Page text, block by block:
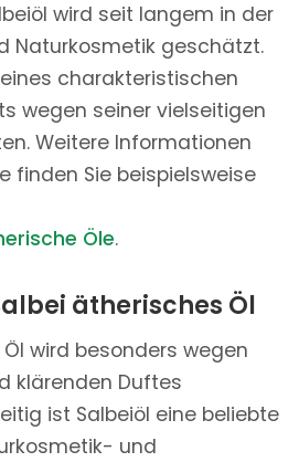
wird seit langem in der
Naturkosmetik geschätzt.
charakteristischen
wegen seiner vielseitigen
Weitere Informationen
finden Sie beispielsweise
Öle.
ätherisches Öl
wird besonders wegen
klärenden Duftes
ist Salbeiöl eine beliebte
und